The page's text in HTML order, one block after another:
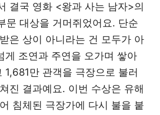
결국 영화 <왕과 사는 남자>의
문 대상을 거머쥐었어요. 단순
은 상이 아니라는 건 모두가 아
게 조연과 주연을 오가며 쌓아
1,681만 관객을 극장으로 불러
진 결과예요. 이번 수상은 유해
침체된 극장가에 다시 불을 붙